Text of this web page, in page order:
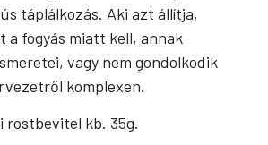
táplálkozás. Aki azt állítja,
a fogyás miatt kell, annak
vagy nem gondolkodik
komplexen.
rostbevitel kb. 35g.